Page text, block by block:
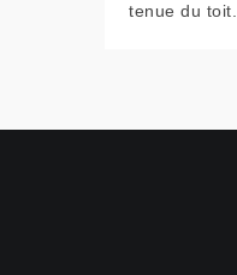
tenue du toit.